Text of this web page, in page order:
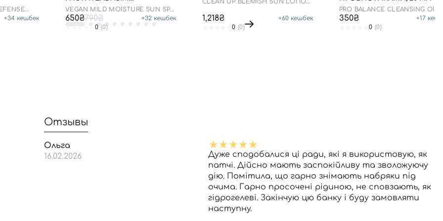
+34 кешбек
СКВАЛАНОМ, 50 МЛ
VEGAN MILD MOISTURE SUN SPF
50+ PA++++
650₴790₴ +32 кешбек
0 (0)
CLEAN UP BLEMISH SUN LOTION
1,218₴ +60 кешбек
0 (0)
PRO BALANCE CLEANSING OIL
350₴ +17
0 (0)
Отзывы
Ольга
16.02.2026
Дуже сподобалися ці ради, які я використовую, як
патчі. Дійсно мають заспокійливу та зволожуючу
дію. Помітила, що гарно знімають набряки під
очима. Гарно просочені рідиною, не сповзають, як
гідрогелеві. Закінчую цю банку і буду замовляти
наступну.